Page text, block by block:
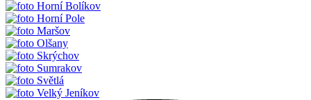
Horní Bolíkov
Horní Pole
Maršov
Olšany
Skrýchov
Sumrakov
Světlá
Velký Jeníkov